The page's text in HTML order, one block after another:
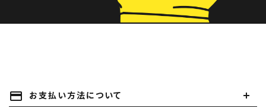
payment お支払い方法について